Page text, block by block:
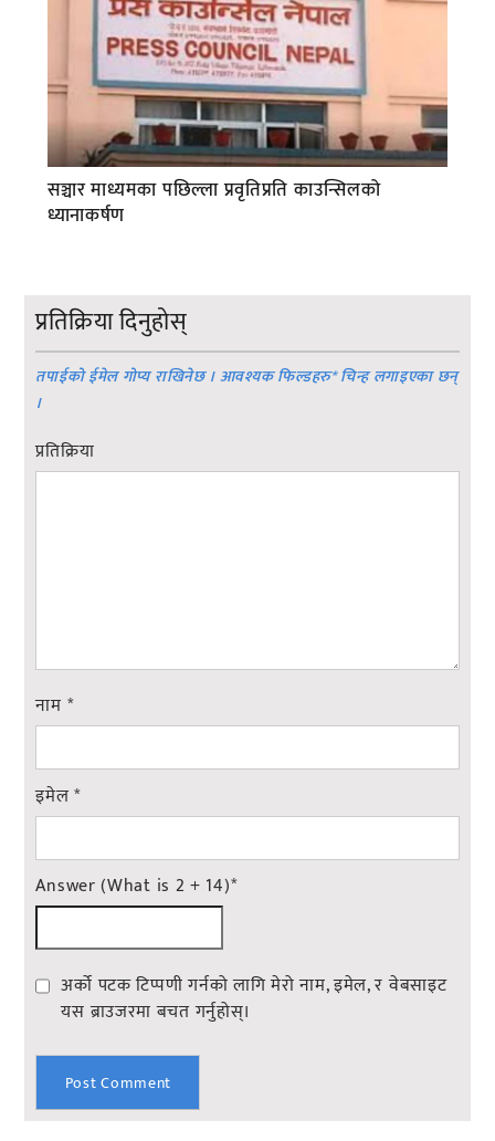
सञ्चार माध्यमका पछिल्ला प्रवृतिप्रति काउन्सिलको
ध्यानाकर्षण
प्रतिक्रिया दिनुहोस्
तपाईको ईमेल गोप्य राखिनेछ । आवश्यक फिल्डहरु*चिन्ह लगाइएका छन्
।
प्रतिक्रिया
नाम *
इमेल*
Answer (What is 2 + 14)*
अर्को पटक टिप्पणी गर्नको लागि मेरो नाम, इमेल, र वेबसाइट
यस ब्राउजरमा बचत गर्नुहोस्।